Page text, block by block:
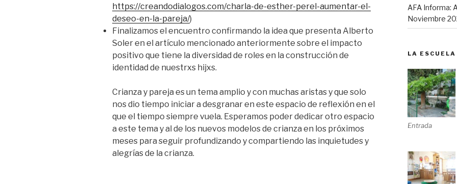
https://creandodialogos.com/charla-de-esther-perel-aumentar-el-
deseo-en-la-pareja/)
Finalizamos el encuentro confirmando la idea que presenta Alberto
Soler en el artículo mencionado anteriormente sobre el impacto
positivo que tiene la diversidad de roles en la construcción de
identidad de nuestrxs hijxs.
Crianza y pareja es un tema amplio y con muchas aristas y que solo
nos dio tiempo iniciar a desgranar en este espacio de reflexión en el
que el tiempo siempre vuela. Esperamos poder dedicar otro espacio
a este tema y al de los nuevos modelos de crianza en los próximos
meses para seguir profundizando y compartiendo las inquietudes y
alegrías de la crianza.
AFA Informa:
Noviembre
LA ESCUELA
Entrada